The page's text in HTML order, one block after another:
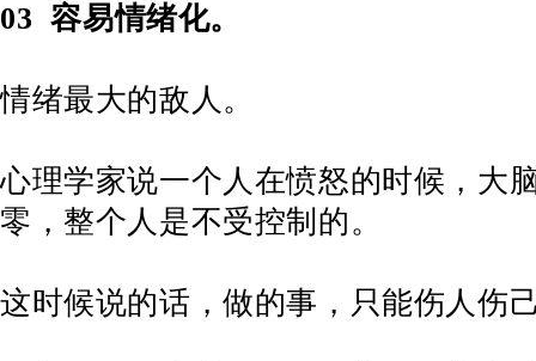
03容易情绪化。
情绪最大的敌人。
心理学家说一个人在愤怒的时候，大
零，整个人是不受控制的。
这时候说的话，做的事，只能伤人伤